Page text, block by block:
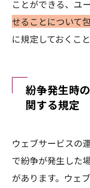
ことができる、ユ
せることについて
に規定しておくこ
紛争発生時
関する規定
ウェブサービスの
で紛争が発生した
があります。ウェ